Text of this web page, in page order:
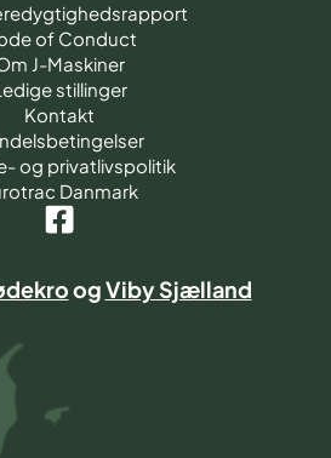
of Conduct
J-Maskiner
stillinger
Kontakt
og privatlivspolitik
Danmark
ogViby Sjælland